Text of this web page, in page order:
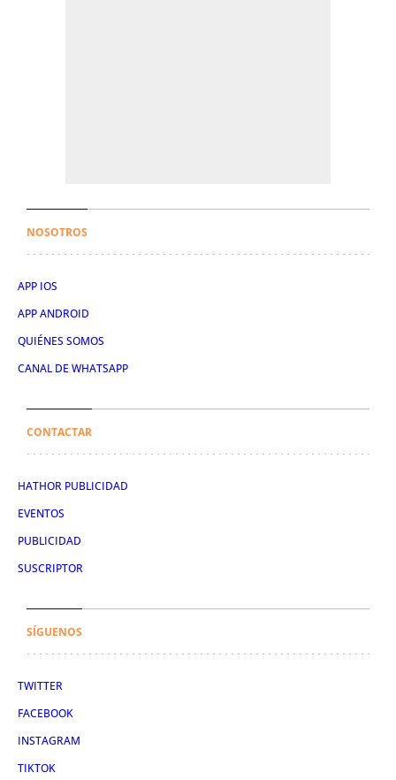
NOSOTROS
APP IOS
APP ANDROID
QUIÉNES SOMOS
CANAL DE WHATSAPP
CONTACTAR
HATHOR PUBLICIDAD
EVENTOS
PUBLICIDAD
SUSCRIPTOR
SÍGUENOS
TWITTER
FACEBOOK
INSTAGRAM
TIKTOK